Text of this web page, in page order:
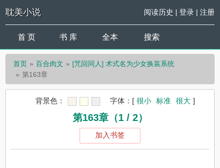
耽美小说 阅读历史 | 登录| 注册
首 页 书 库 全本 搜索
首页 百合肉文
[咒回同人] 术式名为少女换装系统
第163章
背景色： 字体： [ 很小 标准 很大 ]
第163章（1 / 2）
加入书签